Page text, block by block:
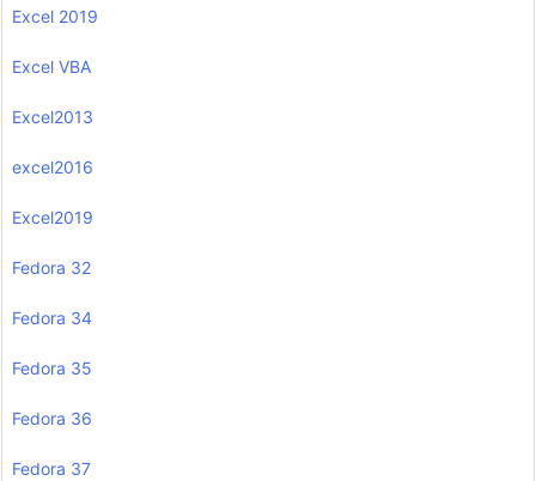
Excel 2019
Excel VBA
Excel2013
excel2016
Excel2019
Fedora 32
Fedora 34
Fedora 35
Fedora 36
Fedora 37